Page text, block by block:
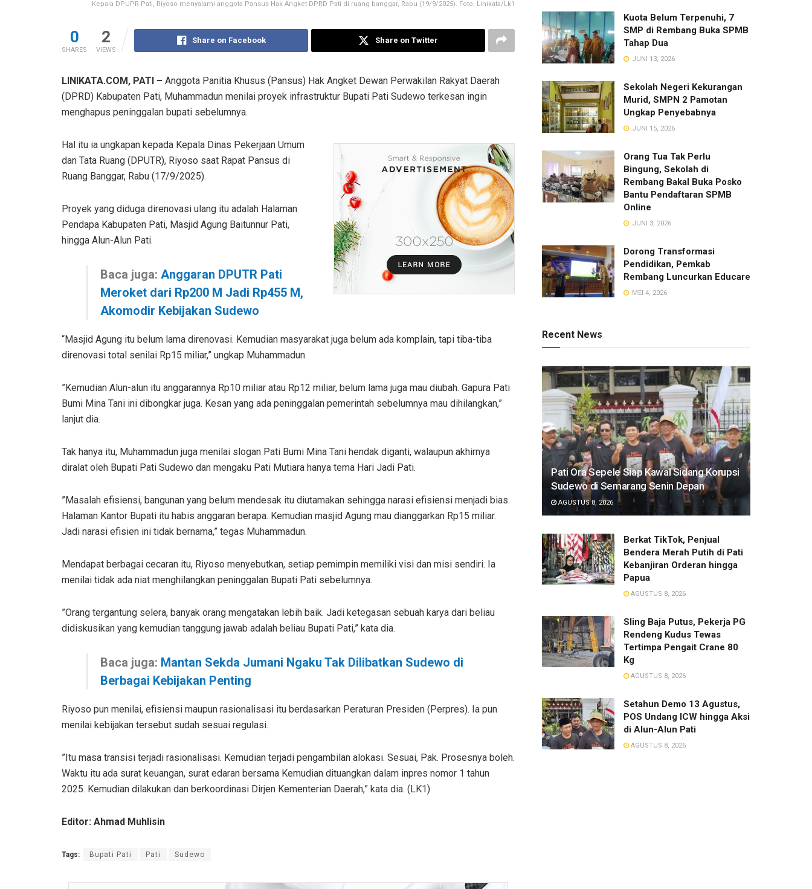
Kepala DPUPR Pati, Riyoso menyalami anggota Pansus Hak Angket DPRD Pati di ruang banggar, Rabu (19/9/2025). Foto: Linikata/Lk1
0
SHARES
2
VIEWS
Share on Facebook Share on Twitter
LINIKATA.COM, PATI – Anggota Panitia Khusus (Pansus) Hak Angket Dewan Perwakilan Rakyat Daerah
(DPRD) Kabupaten Pati, Muhammadun menilai proyek infrastruktur Bupati Pati Sudewo terkesan ingin
menghapus peninggalan bupati sebelumnya.
Hal itu ia ungkapan kepada Kepala Dinas Pekerjaan Umum
dan Tata Ruang (DPUTR), Riyoso saat Rapat Pansus di
Ruang Banggar, Rabu (17/9/2025).
Proyek yang diduga direnovasi ulang itu adalah Halaman
Pendapa Kabupaten Pati, Masjid Agung Baitunnur Pati,
hingga Alun-Alun Pati.
Baca juga: Anggaran DPUTR Pati
Meroket dari Rp200 M Jadi Rp455 M,
Akomodir Kebijakan Sudewo
“Masjid Agung itu belum lama direnovasi. Kemudian masyarakat juga belum ada komplain, tapi tiba-tiba
direnovasi total senilai Rp15 miliar,” ungkap Muhammadun.
”Kemudian Alun-alun itu anggarannya Rp10 miliar atau Rp12 miliar, belum lama juga mau diubah. Gapura Pati
Bumi Mina Tani ini dibongkar juga. Kesan yang ada peninggalan pemerintah sebelumnya mau dihilangkan,”
lanjut dia.
Tak hanya itu, Muhammadun juga menilai slogan Pati Bumi Mina Tani hendak diganti, walaupun akhirnya
diralat oleh Bupati Pati Sudewo dan mengaku Pati Mutiara hanya tema Hari Jadi Pati.
”Masalah efisiensi, bangunan yang belum mendesak itu diutamakan sehingga narasi efisiensi menjadi bias.
Halaman Kantor Bupati itu habis anggaran berapa. Kemudian masjid Agung mau dianggarkan Rp15 miliar.
Jadi narasi efisien ini tidak bernama,” tegas Muhammadun.
Mendapat berbagai cecaran itu, Riyoso menyebutkan, setiap pemimpin memiliki visi dan misi sendiri. Ia
menilai tidak ada niat menghilangkan peninggalan Bupati Pati sebelumnya.
”Orang tergantung selera, banyak orang mengatakan lebih baik. Jadi ketegasan sebuah karya dari beliau
didiskusikan yang kemudian tanggung jawab adalah beliau Bupati Pati,” kata dia.
Baca juga: Mantan Sekda Jumani Ngaku Tak Dilibatkan Sudewo di
Berbagai Kebijakan Penting
Riyoso pun menilai, efisiensi maupun rasionalisasi itu berdasarkan Peraturan Presiden (Perpres). Ia pun
menilai kebijakan tersebut sudah sesuai regulasi.
”Itu masa transisi terjadi rasionalisasi. Kemudian terjadi pengambilan alokasi. Sesuai, Pak. Prosesnya boleh.
Waktu itu ada surat keuangan, surat edaran bersama Kemudian dituangkan dalam inpres nomor 1 tahun
2025. Kemudian dilakukan dan berkoordinasi Dirjen Kementerian Daerah,” kata dia. (LK1)
Editor: Ahmad Muhlisin
Tags: Bupati Pati Pati Sudewo
Kuota Belum Terpenuhi, 7
SMP di Rembang Buka SPMB
Tahap Dua
JUNI 13, 2026
Sekolah Negeri Kekurangan
Murid, SMPN 2 Pamotan
Ungkap Penyebabnya
JUNI 15, 2026
Orang Tua Tak Perlu
Bingung, Sekolah di
Rembang Bakal Buka Posko
Bantu Pendaftaran SPMB
Online
JUNI 3, 2026
Dorong Transformasi
Pendidikan, Pemkab
Rembang Luncurkan Educare
MEI 4, 2026
Recent News
Pati Ora Sepele Siap Kawal Sidang Korupsi
Sudewo di Semarang Senin Depan
AGUSTUS 8, 2026
​Berkat TikTok, Penjual
Bendera Merah Putih di Pati
Kebanjiran Orderan hingga
Papua
AGUSTUS 8, 2026
Sling Baja Putus, Pekerja PG
Rendeng Kudus Tewas
Tertimpa Pengait Crane 80
Kg
AGUSTUS 8, 2026
Setahun Demo 13 Agustus,
POS Undang ICW hingga Aksi
di Alun-Alun Pati
AGUSTUS 8, 2026